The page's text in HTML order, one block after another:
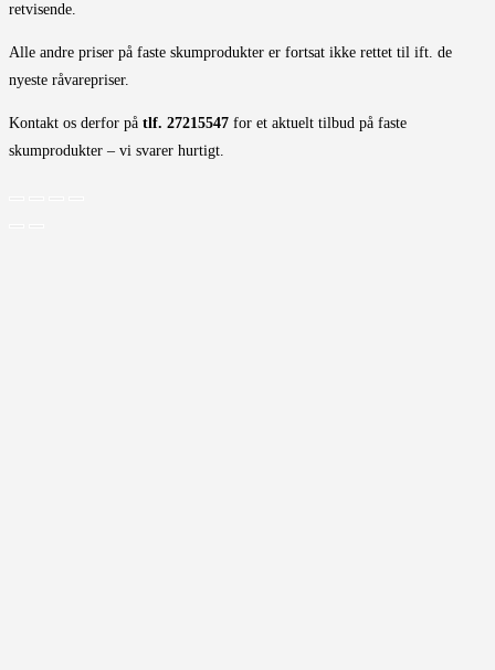
retvisende.
Alle andre priser på faste skumprodukter er fortsat ikke rettet til ift. de
nyeste råvarepriser.
Kontakt os derfor på tlf. 27215547 for et aktuelt tilbud på faste
skumprodukter – vi svarer hurtigt.